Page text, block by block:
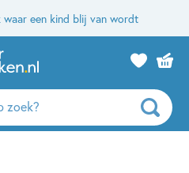
waar een kind blij van wordt